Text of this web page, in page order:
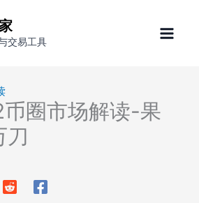
交易工具
圈市场解读-果
刀